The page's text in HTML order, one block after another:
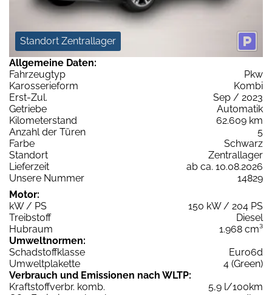
Standort Zentrallager
Allgemeine Daten:
Fahrzeugtyp
Pkw
Karosserieform
Kombi
Erst-Zul.
Sep / 2023
Getriebe
Automatik
Kilometerstand
62.609 km
Anzahl der Türen
5
Farbe
Schwarz
Standort
Zentrallager
Lieferzeit
ab ca. 10.08.2026
Unsere Nummer
14829
Motor:
kW / PS
150 kW / 204 PS
Treibstoff
Diesel
Hubraum
1.968 cm³
Umweltnormen:
Schadstoffklasse
Euro6d
Umweltplakette
4 (Green)
Verbrauch und Emissionen nach WLTP:
Kraftstoffverbr. komb.
5,9 l/100km